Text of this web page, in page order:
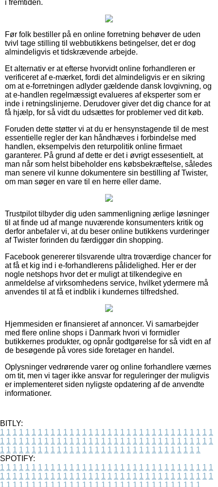
i fremtiden.
Før folk bestiller på en online forretning behøver de uden
tvivl tage stilling til webbutikkens betingelser, det er dog
almindeligvis et tidskrævende arbejde.
Et alternativ er at efterse hvorvidt online forhandleren er
verificeret af e-mærket, fordi det almindeligvis er en sikring
om at e-forretningen adlyder gældende dansk lovgivning, og
at e-handlen regelmæssigt evalueres af eksperter som er
inde i retningslinjerne. Derudover giver det dig chance for at
få hjælp, for så vidt du udsættes for problemer ved dit køb.
Foruden dette støtter vi at du er hensynstagende til de mest
essentielle regler der kan håndhæves i forbindelse med
handlen, eksempelvis den returpolitik online firmaet
garanterer. På grund af dette er det i øvrigt essesentielt, at
man når som helst bibeholder ens købsbekræftelse, således
man senere vil kunne dokumentere sin bestilling af Twister,
om man søger en vare til en herre eller dame.
Trustpilot tilbyder dig uden sammenligning ærlige løsninger
til at finde ud af mange nuværende konsumenters kritik og
derfor anbefaler vi, at du beser online butikkens vurderinger
af Twister forinden du færdiggør din shopping.
Facebook genererer tilsvarende ultra troværdige chancer for
at få et kig ind i e-forhandlerens pålidelighed. Her er der
nogle netshops hvor det er muligt at tilkendegive en
anmeldelse af virksomhedens service, hvilket ydermere må
anvendes til at få et indblik i kundernes tilfredshed.
Hjemmesiden er finansieret af annoncer. Vi samarbejder
med flere online shops i Danmark hvori vi formidler
butikkernes produkter, og opnår godtgørelse for så vidt en af
de besøgende på vores side foretager en handel.
Oplysninger vedrørende varer og online forhandlere værnes
om tit, men vi tager ikke ansvar for reguleringer der muligvis
er implementeret siden nyligste opdatering af de anvendte
informationer.
BITLY:
1 1 1 1 1 1 1 1 1 1 1 1 1 1 1 1 1 1 1 1 1 1 1 1 1 1 1 1 1 1 1 1 1 1
1 1 1 1 1 1 1 1 1 1 1 1 1 1 1 1 1 1 1 1 1 1 1 1 1 1 1 1 1 1 1 1 1 1
1 1 1 1 1 1 1 1 1 1 1 1 1 1 1 1 1 1 1 1 1 1 1 1 1 1 1 1 1 1 1 1
SPOTIFY:
1 1 1 1 1 1 1 1 1 1 1 1 1 1 1 1 1 1 1 1 1 1 1 1 1 1 1 1 1 1 1 1 1 1
1 1 1 1 1 1 1 1 1 1 1 1 1 1 1 1 1 1 1 1 1 1 1 1 1 1 1 1 1 1 1 1 1 1
1 1 1 1 1 1 1 1 1 1 1 1 1 1 1 1 1 1 1 1 1 1 1 1 1 1 1 1 1 1 1 1